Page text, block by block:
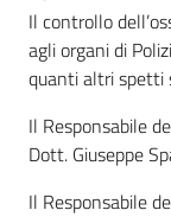
Il controllo
agli organi di
quanti altri spetti
Il Responsabile
Dott. Giuseppe
Il Responsabile